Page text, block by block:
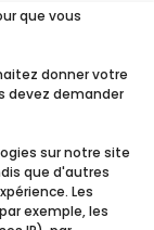
que vous
donner votre
devez demander
sur notre site
que d'autres
Les
exemple, les